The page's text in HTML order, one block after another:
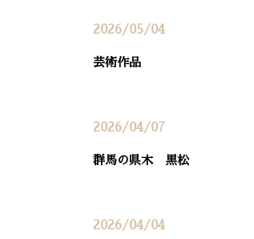
2026/05/04
芸術作品
2026/04/07
群馬の県木 黒松
2026/04/04